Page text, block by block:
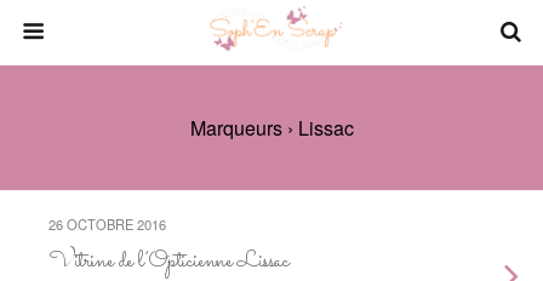
Marqueurs › Lissac
26 OCTOBRE 2016
Vitrine de l’Opticienne Lissac